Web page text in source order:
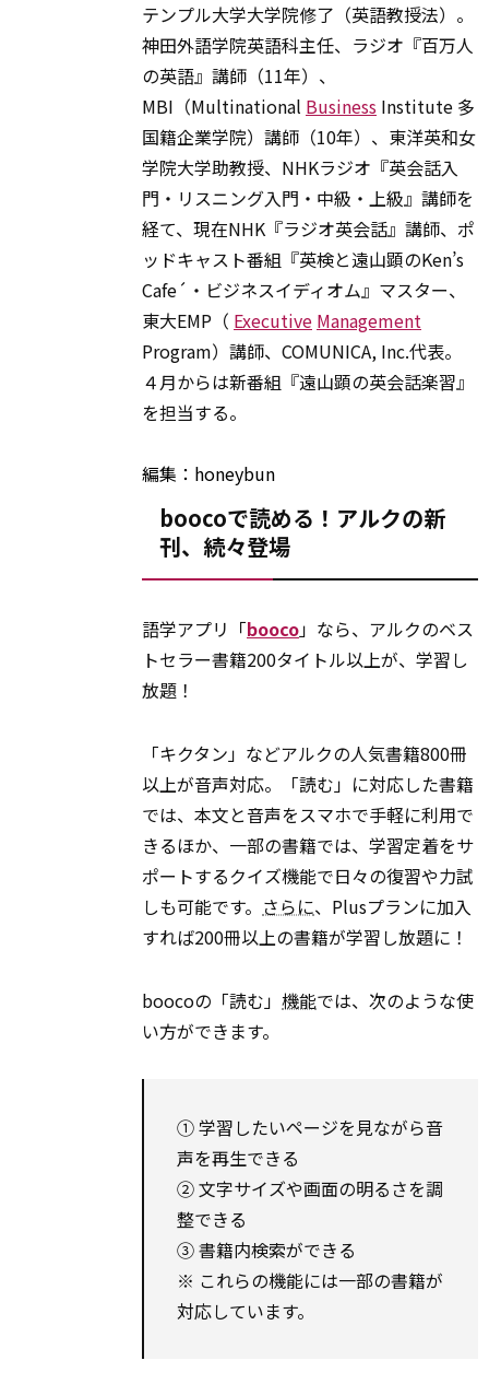
テンプル大学大学院修了（英語教授法）。
神田外語学院英語科主任、ラジオ『百万人
の英語』講師（11年）、
MBI（Multinational Business Institute 多
国籍企業学院）講師（10年）、東洋英和女
学院大学助教授、NHKラジオ『英会話入
門・リスニング入門・中級・上級』講師を
経て、現在NHK『ラジオ英会話』講師、ポ
ッドキャスト番組『英検と遠山顕のKen’s
Cafe´・ビジネスイディオム』マスター、
東大EMP（ Executive Management
Program）講師、COMUNICA, Inc.代表。
４月からは新番組『遠山顕の英会話楽習』
を担当する。
編集：honeybun
boocoで読める！アルクの新
刊、続々登場
語学アプリ「booco」なら、アルクのベス
トセラー書籍200タイトル以上が、学習し
放題！
「キクタン」などアルクの人気書籍800冊
以上が音声対応。「読む」に対応した書籍
では、本文と音声をスマホで手軽に利用で
きるほか、一部の書籍では、学習定着をサ
ポートするクイズ機能で日々の復習や力試
しも可能です。 さらに、Plusプランに加入
すれば200冊以上の書籍が学習し放題に！
boocoの「読む」 機能では、次のような使
い方ができます。
① 学習したいページを見ながら音
声を再生できる
② 文字サイズや画面の明るさを調
整できる
③ 書籍内検索ができる
※ これらの機能には一部の書籍が
対応しています。